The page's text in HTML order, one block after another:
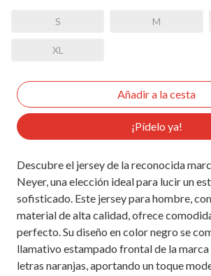
S M
XL
¡Pídelo ya!
Descubre el jersey de la reconocida
Neyer, una elección ideal para lucir un
sofisticado. Este jersey para hombre,
material de alta calidad, ofrece
perfecto. Su diseño en color negro se
llamativo estampado frontal de la marca
letras naranjas, aportando un toque